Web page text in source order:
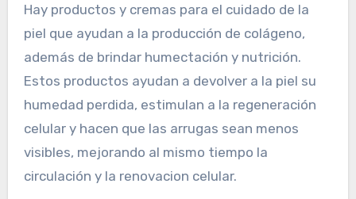
Hay productos y cremas para el cuidado de la
piel que ayudan a la producción de colágeno,
además de brindar humectación y nutrición.
Estos productos ayudan a devolver a la piel su
humedad perdida, estimulan a la regeneración
celular y hacen que las arrugas sean menos
visibles, mejorando al mismo tiempo la
circulación y la renovacion celular.